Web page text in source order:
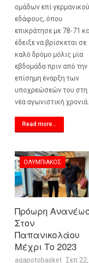
ομάδων επί γερμανικού
εδάφους, όπου
επικράτησε με 78-71
έδειξε να βρίσκεται σε
καλό δρόμο μόλις μία
εβδομάδα πριν από την
επίσημη έναρξη των
υποχρεώσεών του στη
νέα αγωνιστική χρονιά.
Read more...
ΟΛΥΜΠΙΑΚΌΣ
Πρόωρη
Στον
Παπανικολάου
Μέχρι Το 2023
agapotobasket Σεπ 22,